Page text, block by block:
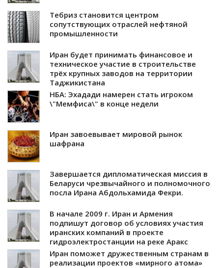
Тебриз становится центром
сопутствующих отраслей нефтяной
промышленности
Иран будет принимать финансовое и
техническое участие в строительстве
трёх крупных заводов на территории
Таджикистана
НБА: Эхадади намерен стать игроком
\"Мемфиса\" в конце недели
Иран завоевывает мировой рынок
шафрана
Завершается дипломатическая миссия в
Беларуси чрезвычайного и полномочного
посла Ирана Абдольхамида Фекри.
В начале 2009 г. Иран и Армения
подпишут договор об условиях участия
иранских компаний в проекте
гидроэлектростанции на реке Аракс
Иран поможет дружественным странам в
реализации проектов «мирного атома»